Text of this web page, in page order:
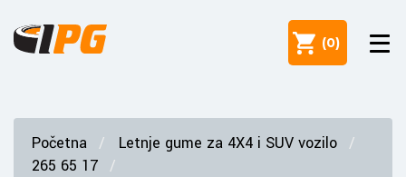
(0)
Početna
Letnje gume za 4X4 i SUV vozilo
265 65 17